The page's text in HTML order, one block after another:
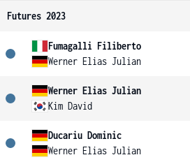
Futures 2023
Fumagalli Filiberto
Werner Elias Julian
Werner Elias Julian
Kim David
Ducariu Dominic
Werner Elias Julian